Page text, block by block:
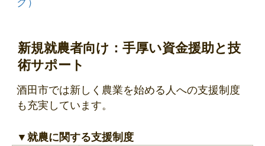
ク）
新規就農者向け：手厚い資金援助と技
術サポート
酒田市では新しく農業を始める人への支援制度
も充実しています。
▼就農に関する支援制度